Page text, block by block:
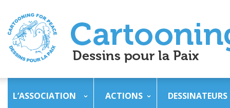
L’ASSOCIATION ACTIONS DESSINATEURS